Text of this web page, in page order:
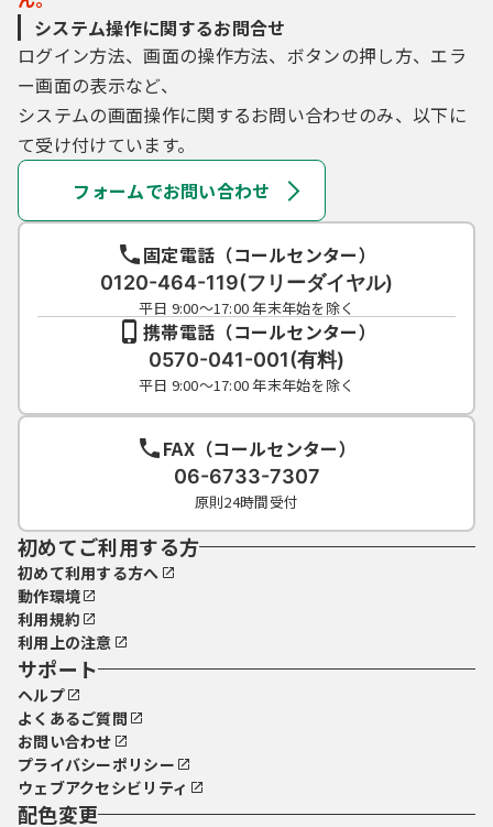
システム操作に関するお問合せ
ログイン方法、画面の操作方法、ボタンの押し方、エラ
ー画面の表示など、
システムの画面操作に関するお問い合わせのみ、以下に
て受け付けています。
フォームでお問い合わせ
固定電話（コールセンター）
0120-464-119(フリーダイヤル)
平日 9:00～17:00 年末年始を除く
携帯電話（コールセンター）
0570-041-001(有料)
平日 9:00～17:00 年末年始を除く
FAX（コールセンター）
06-6733-7307
原則24時間受付
初めてご利用する方
初めて利用する方へ
動作環境
利用規約
利用上の注意
サポート
ヘルプ
よくあるご質問
お問い合わせ
プライバシーポリシー
ウェブアクセシビリティ
配色変更